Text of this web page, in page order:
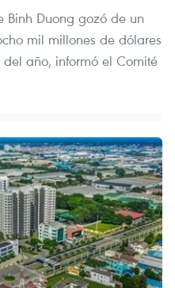
Binh Duong gozó de un
mil millones de dólares
año, informó el Comité